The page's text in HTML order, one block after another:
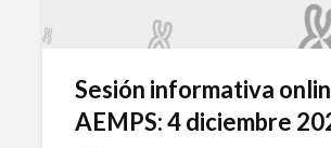
Sesión informativa
AEMPS: 4 diciembre